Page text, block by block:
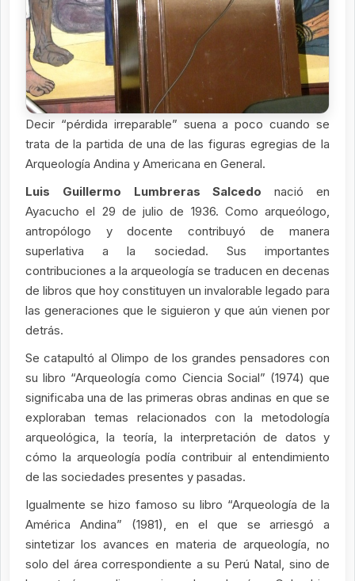
Decir “pérdida irreparable” suena a poco cuando se
trata de la partida de una de las figuras egregias de la
Arqueología Andina y Americana en General.
Luis Guillermo Lumbreras Salcedo nació en
Ayacucho el 29 de julio de 1936. Como arqueólogo,
antropólogo y docente contribuyó de manera
superlativa a la sociedad. Sus importantes
contribuciones a la arqueología se traducen en decenas
de libros que hoy constituyen un invalorable legado para
las generaciones que le siguieron y que aún vienen por
detrás.
Se catapultó al Olimpo de los grandes pensadores con
su libro “Arqueología como Ciencia Social” (1974) que
significaba una de las primeras obras andinas en que se
exploraban temas relacionados con la metodología
arqueológica, la teoría, la interpretación de datos y
cómo la arqueología podía contribuir al entendimiento
de las sociedades presentes y pasadas.
Igualmente se hizo famoso su libro “Arqueología de la
América Andina” (1981), en el que se arriesgó a
sintetizar los avances en materia de arqueología, no
solo del área correspondiente a su Perú Natal, sino de